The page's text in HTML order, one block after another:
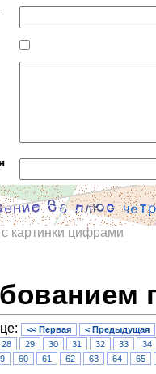
картинки цифрами
<< Первая < Предыдущая
28 29 30 31 32 33 34
60 61 62 63 64 65